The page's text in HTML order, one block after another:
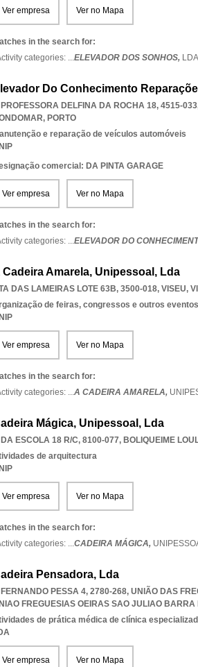
Ver empresa Ver no Mapa
in the search for:
categories: ...ELEVADOR DOS SONHOS, LDA
Do Conhecimento
PROFESSORA DELFINA DA ROCHA 18, 4515-033
, PORTO
e reparação de veículos automóveis
comercial: DA PINTA GARAGE
Ver empresa Ver no Mapa
in the search for:
categories: ...ELEVADOR DO
Cadeira Amarela, Unipessoal, Lda
DAS LAMEIRAS LOTE 63B, 3500-018, VISEU,
de feiras, congressos e outros
Ver empresa Ver no Mapa
in the search for:
categories: ...A CADEIRA AMARELA,
Mágica, Unipessoal, Lda
DA ESCOLA 18 R/C, 8100-077, BOLIQUEIME
de arquitectura
Ver empresa Ver no Mapa
in the search for:
categories: ...CADEIRA MÁGICA,
Pensadora, Lda
FERNANDO PESSA 4, 2780-268, UNIÃO DAS
FREGUESIAS OEIRAS SAO JULIAO
de prática médica de clínica
Ver empresa Ver no Mapa